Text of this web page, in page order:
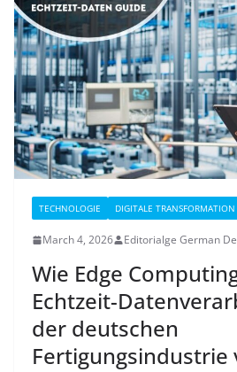
TECHNOLOGIE DIGITALE TRANSFORMATION
March 4, 2026 Editorialge German
Wie Edge
Echtzeit-
der deutschen